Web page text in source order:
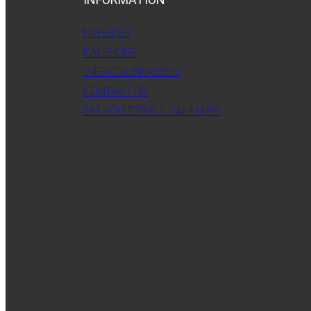
NYHEDER
KALENDER
VÆRKTØJSKASSEN
KONTAKT OS
OM VOLLEYBALL DANMARK